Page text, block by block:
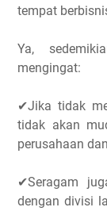
tempat
Ya,
mengingat:
✔Jika tidak
tidak akan
perusahaan
✔Seragam
dengan divisi